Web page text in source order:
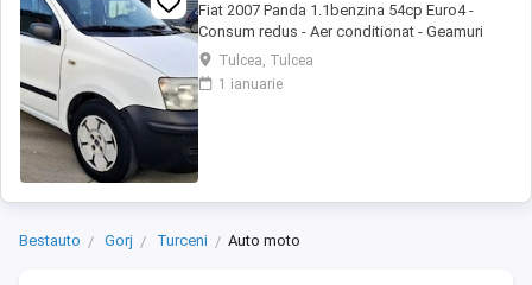
Fiat 2007 Panda 1.1benzina 54cp Euro4 -
Consum redus - Aer conditionat - Geamuri
electrice - Oglinzile reglabile - Sistem ftanare
ABS - Airbaguri frontale - Radio CD cu MP3 -
Anvelope de iarna M+S - Portbagaj foarte
Tulcea, Tulcea
1 ianuarie
Bestauto Gorj Turceni Auto moto